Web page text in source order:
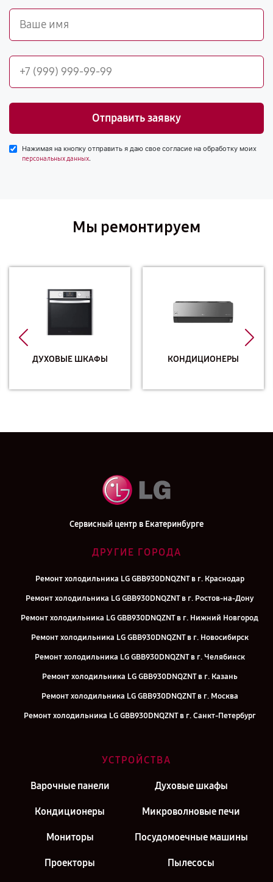
Отправить заявку
Нажимая на кнопку отправить я даю свое согласие на обработку моих
персональных данных.
Мы ремонтируем
ДУХОВЫЕ ШКАФЫ КОНДИЦИОНЕРЫ
Сервисный центр в Екатеринбурге
ДРУГИЕ ГОРОДА
Ремонт холодильника LG GBB930DNQZNT в г. Краснодар
Ремонт холодильника LG GBB930DNQZNT в г. Ростов-на-Дону
Ремонт холодильника LG GBB930DNQZNT в г. Нижний Новгород
Ремонт холодильника LG GBB930DNQZNT в г. Новосибирск
Ремонт холодильника LG GBB930DNQZNT в г. Челябинск
Ремонт холодильника LG GBB930DNQZNT в г. Казань
Ремонт холодильника LG GBB930DNQZNT в г. Москва
Ремонт холодильника LG GBB930DNQZNT в г. Санкт-Петербург
УСТРОЙСТВА
Варочные панели Духовые шкафы
Кондиционеры Микроволновые печи
Мониторы Посудомоечные машины
Проекторы Пылесосы